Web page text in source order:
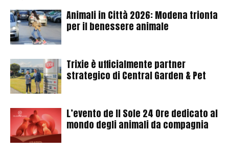
Animali in Città 2026: Modena trionfa
per il benessere animale
Trixie è ufficialmente partner
strategico di Central Garden & Pet
L’evento de Il Sole 24 Ore dedicato al
mondo degli animali da compagnia